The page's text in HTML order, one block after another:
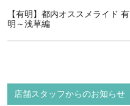
【有明】都内オススメライド 有
明～浅草編
店舗スタッフからのお知らせ